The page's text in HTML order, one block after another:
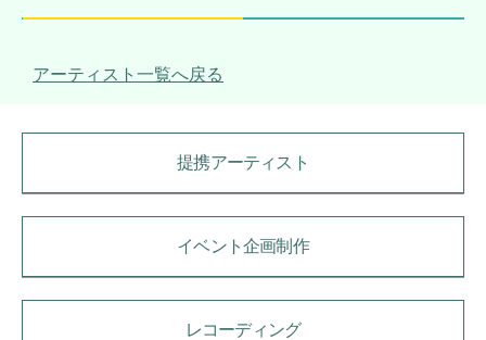
アーティスト一覧へ戻る
提携アーティスト
イベント企画制作
レコーディング